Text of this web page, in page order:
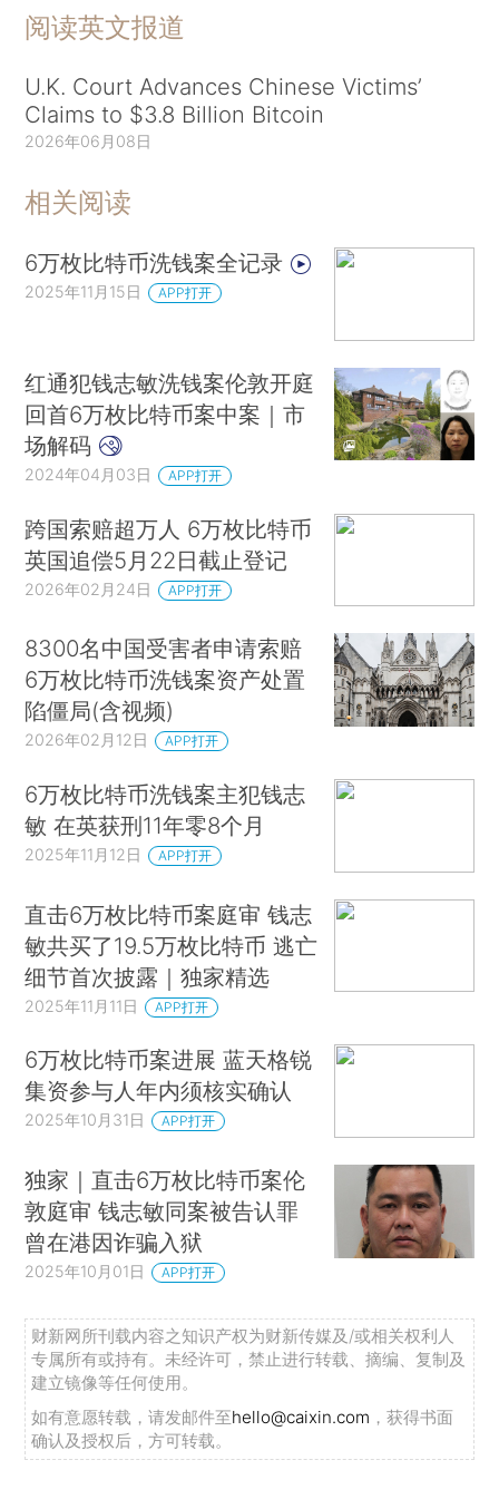
阅读英文报道
U.K. Court Advances Chinese Victims’
Claims to $3.8 Billion Bitcoin
2026年06月08日
相关阅读
6万枚比特币洗钱案全记录
2025年11月15日 APP打开
红通犯钱志敏洗钱案伦敦开庭
回首6万枚比特币案中案｜市
场解码
2024年04月03日 APP打开
跨国索赔超万人 6万枚比特币
英国追偿5月22日截止登记
2026年02月24日 APP打开
8300名中国受害者申请索赔
6万枚比特币洗钱案资产处置
陷僵局(含视频)
2026年02月12日 APP打开
6万枚比特币洗钱案主犯钱志
敏 在英获刑11年零8个月
2025年11月12日 APP打开
直击6万枚比特币案庭审 钱志
敏共买了19.5万枚比特币 逃亡
细节首次披露｜独家精选
2025年11月11日 APP打开
6万枚比特币案进展 蓝天格锐
集资参与人年内须核实确认
2025年10月31日 APP打开
独家｜直击6万枚比特币案伦
敦庭审 钱志敏同案被告认罪
曾在港因诈骗入狱
2025年10月01日 APP打开
财新网所刊载内容之知识产权为财新传媒及/或相关权利人
专属所有或持有。未经许可，禁止进行转载、摘编、复制及
建立镜像等任何使用。
如有意愿转载，请发邮件至hello@caixin.com ，获得书面
确认及授权后，方可转载。